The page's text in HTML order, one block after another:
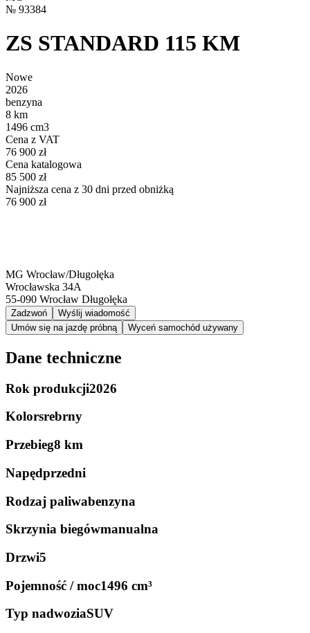
№ 93384
ZS STANDARD 115 KM
Nowe
2026
benzyna
8 km
1496 cm3
Cena z VAT
76 900 zł
Cena katalogowa
85 500 zł
Najniższa cena z 30 dni przed obniżką
76 900 zł
MG Wrocław/Długołęka
Wrocławska 34A
55-090 Wrocław Długołęka
Zadzwoń
Wyślij wiadomość
Umów się na jazdę próbną
Wyceń samochód używany
Dane techniczne
Rok produkcji2026
Kolorsrebrny
Przebieg8 km
Napędprzedni
Rodzaj paliwabenzyna
Skrzynia biegówmanualna
Drzwi5
Pojemność / moc1496 cm³
Typ nadwoziaSUV